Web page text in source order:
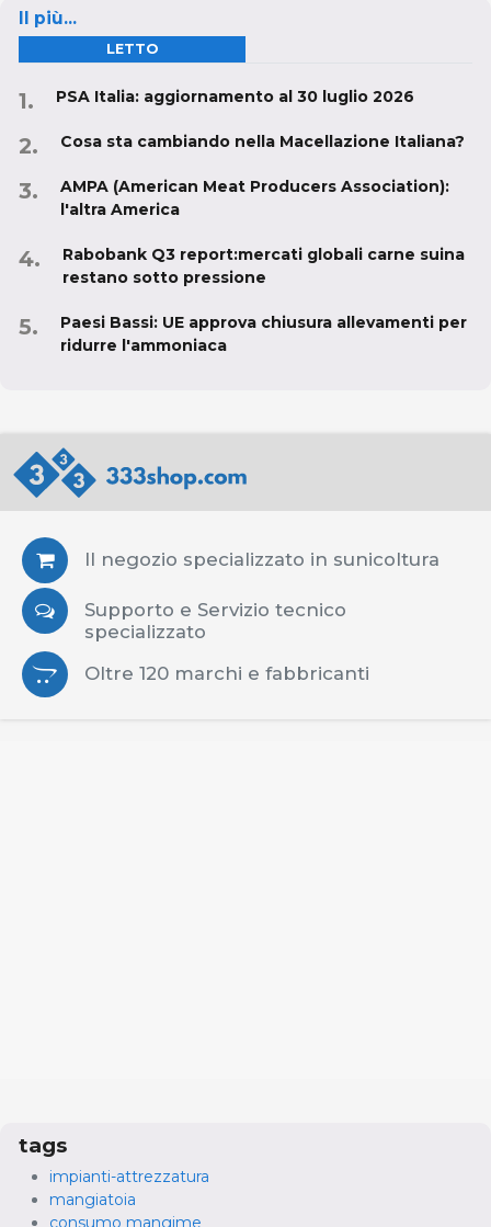
Il più...
LETTO
PSA Italia: aggiornamento al 30 luglio 2026
Cosa sta cambiando nella Macellazione Italiana?
AMPA (American Meat Producers Association):
l'altra America
Rabobank Q3 report:mercati globali carne suina
restano sotto pressione
Paesi Bassi: UE approva chiusura allevamenti per
ridurre l'ammoniaca
Il negozio specializzato in sunicoltura
Supporto e Servizio tecnico
specializzato
Oltre 120 marchi e fabbricanti
tags
impianti-attrezzatura
mangiatoia
consumo mangime